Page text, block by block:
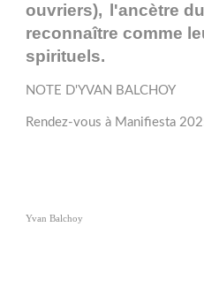
ouvriers),
l'ancètre
reconnaître comme
spirituels.
NOTE D'YVAN BALCHOY
Rendez-vous à Manifiesta
Yvan Balchoy